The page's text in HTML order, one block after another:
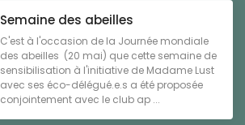
Semaine des abeilles
C'est à l'occasion de la Journée mondiale
des abeilles (20 mai) que cette semaine de
sensibilisation à l'initiative de Madame Lust
avec ses éco-délégué.e.s a été proposée
conjointement avec le club ap ...